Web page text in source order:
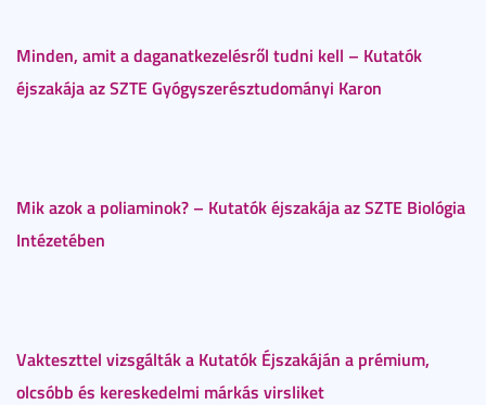
Minden, amit a daganatkezelésről tudni kell – Kutatók
éjszakája az SZTE Gyógyszerésztudományi Karon
Mik azok a poliaminok? – Kutatók éjszakája az SZTE Biológia
Intézetében
Vakteszttel vizsgálták a Kutatók Éjszakáján a prémium,
olcsóbb és kereskedelmi márkás virsliket